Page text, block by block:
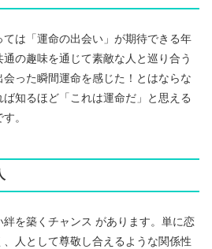
は「運命の出会い」が期待できる年
の趣味を通じて素敵な人と巡り合う
った瞬間運命を感じた！とはならな
知るほど「これは運命だ」と思える
。
を築くチャンス があります。単に恋
人として尊敬し合えるような関係性